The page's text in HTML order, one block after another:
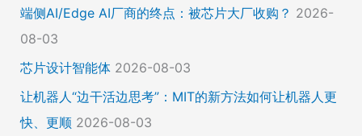
端侧AI/Edge AI厂商的终点：被芯片大厂收购？ 2026-
08-03
芯片设计智能体 2026-08-03
让机器人“边干活边思考”：MIT的新方法如何让机器人更
快、更顺 2026-08-03